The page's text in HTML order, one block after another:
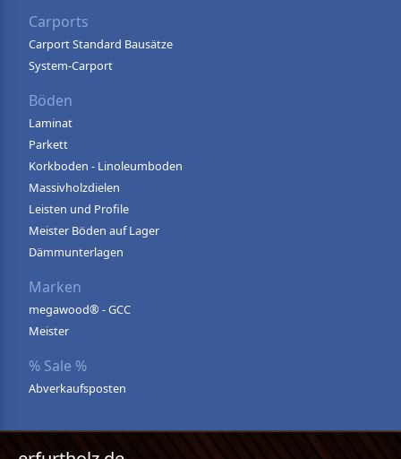
Carports
Carport Standard Bausätze
System-Carport
Böden
Laminat
Parkett
Korkboden - Linoleumboden
Massivholzdielen
Leisten und Profile
Meister Böden auf Lager
Dämmunterlagen
Marken
megawood® - GCC
Meister
% Sale %
Abverkaufsposten